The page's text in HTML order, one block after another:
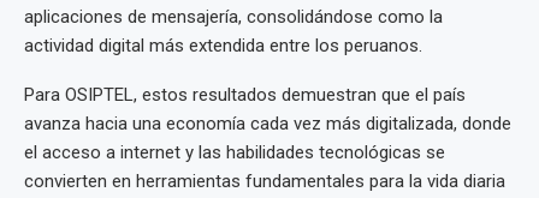
aplicaciones de mensajería, consolidándose como la
actividad digital más extendida entre los peruanos.
Para OSIPTEL, estos resultados demuestran que el país
avanza hacia una economía cada vez más digitalizada, donde
el acceso a internet y las habilidades tecnológicas se
convierten en herramientas fundamentales para la vida diaria